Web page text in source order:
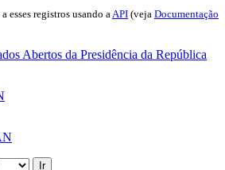
esses registros usando a API (veja Documentação
Abertos da Presidência da República
Ir